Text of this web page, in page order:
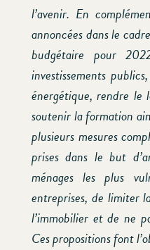
l’avenir. En
annoncées dans le
budgétaire pour
investissements
énergétique, rendre le
soutenir la formation
plusieurs mesures
prises dans le but
ménages les plus
entreprises, de limiter
l’immobilier et de ne
Ces propositions font